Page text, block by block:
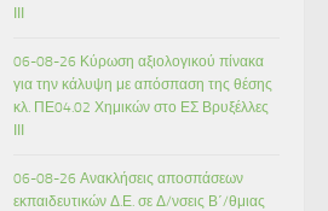
06-08-26 Κύρωση αξιολογικού πίνακα
για την κάλυψη με απόσπαση της θέσης
κλ. ΠΕ04.02 Χημικών στο ΕΣ Βρυξέλλες
06-08-26 Ανακλήσεις αποσπάσεων
εκπαιδευτικών Δ.Ε. σε Δ/νσεις Β΄/θμιας